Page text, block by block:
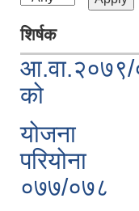
शिर्षक
को
योजना
परियोना
०७७/०७८